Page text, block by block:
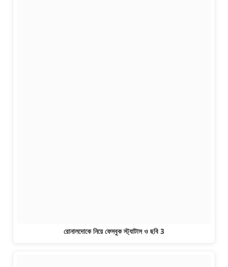
রোনালদোকে নিয়ে ফেসবুক স্ট্যাটাস ও ছবি 3